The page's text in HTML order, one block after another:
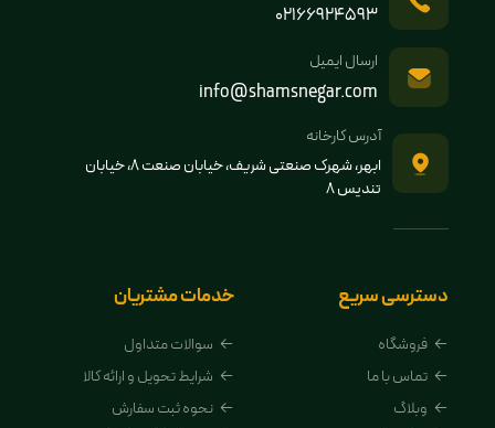
02166924593
ارسال ایمیل
info@shamsnegar.com
آدرس کارخانه
ابهر، شهرک صنعتی شریف، خیابان صنعت 8، خیابان
تندیس 8
دسترسی سریع
فروشگاه
تماس با ما
وبلاگ
خدمات مشتریان
سوالات متداول
شرایط تحویل و ارائه کالا
نحوه ثبت سفارش